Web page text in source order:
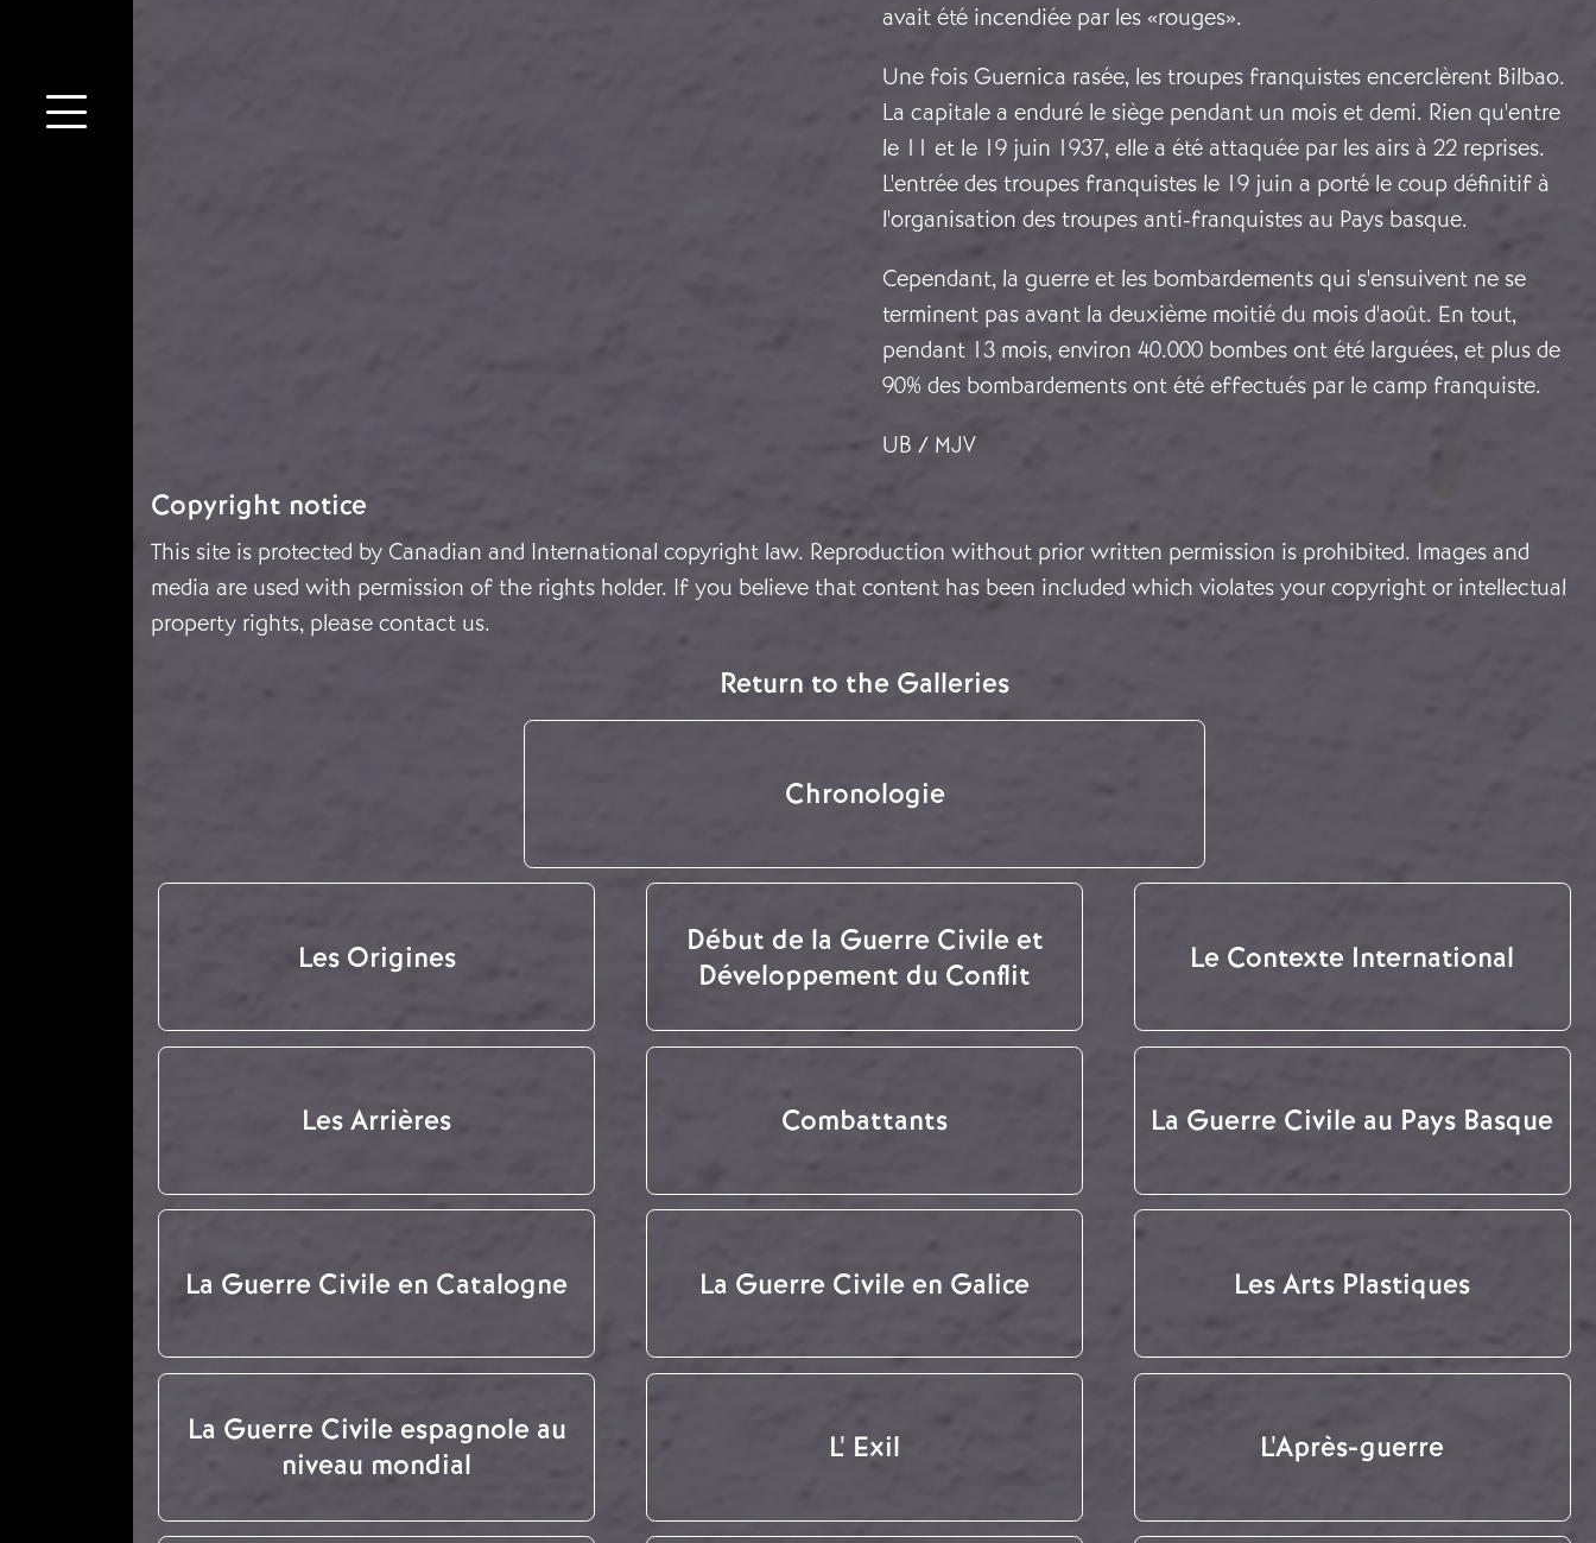
avait été incendiée par les «rouges».
Une fois Guernica rasée, les troupes franquistes encerclèrent Bilbao.
La capitale a enduré le siège pendant un mois et demi. Rien qu'entre
le 11 et le 19 juin 1937, elle a été attaquée par les airs à 22 reprises.
L'entrée des troupes franquistes le 19 juin a porté le coup définitif à
l'organisation des troupes anti-franquistes au Pays basque.
Cependant, la guerre et les bombardements qui s'ensuivent ne se
terminent pas avant la deuxième moitié du mois d'août. En tout,
pendant 13 mois, environ 40.000 bombes ont été larguées, et plus de
90% des bombardements ont été effectués par le camp franquiste.
UB / MJV
Copyright notice
This site is protected by Canadian and International copyright law. Reproduction without prior written permission is prohibited. Images and
media are used with permission of the rights holder. If you believe that content has been included which violates your copyright or intellectual
property rights, please contact us.
Return to the Galleries
Chronologie
Les Origines
Début de la Guerre Civile et
Développement du Conflit
Le Contexte International
Les Arrières Combattants La Guerre Civile au Pays Basque
La Guerre Civile en Catalogne La Guerre Civile en Galice Les Arts Plastiques
La Guerre Civile espagnole au
niveau mondial
L' Exil L'Après-guerre